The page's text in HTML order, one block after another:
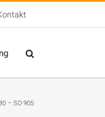
– SO 905